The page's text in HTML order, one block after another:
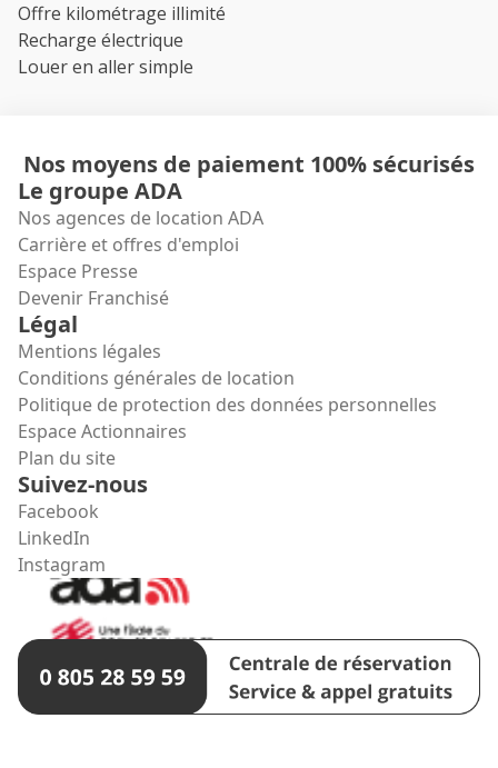
Offre kilométrage illimité
Recharge électrique
Louer en aller simple
Nos moyens de paiement 100% sécurisés
Le groupe ADA
Nos agences de location ADA
Carrière et offres d'emploi
Espace Presse
Devenir Franchisé
Légal
Mentions légales
Conditions générales de location
Politique de protection des données personnelles
Espace Actionnaires
Plan du site
Suivez-nous
Facebook
LinkedIn
Instagram